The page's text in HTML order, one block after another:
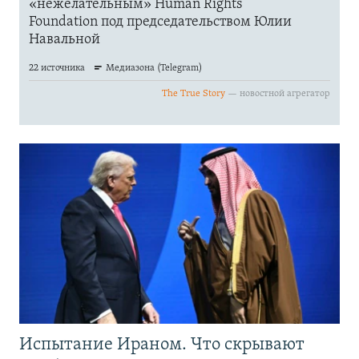
Испытание Ираном. Что скрывают